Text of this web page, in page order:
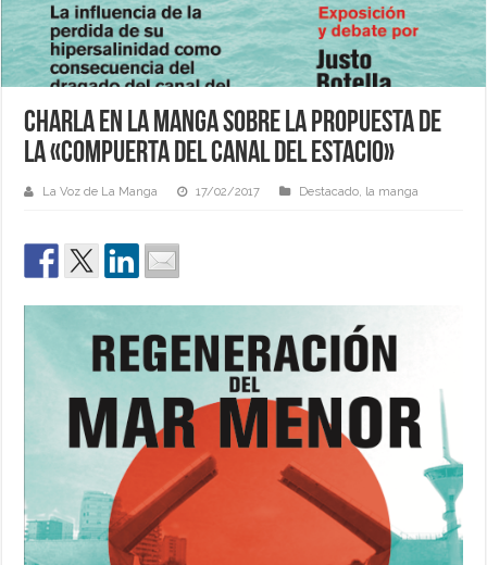
Charla en La Manga sobre la propuesta de
la «compuerta del canal del Estacio»
La Voz de La Manga 17/02/2017 Destacado, la manga